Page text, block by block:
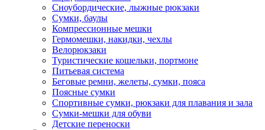
Сноубордические, лыжные рюкзаки
Сумки, баулы
Компрессионные мешки
Гермомешки, накидки, чехлы
Велорюкзаки
Туристические кошельки, портмоне
Питьевая система
Беговые ремни, желеты, сумки, пояса
Поясные сумки
Спортивные сумки, рюкзаки для плавания и зала
Сумки-мешки для обуви
Детские переноски